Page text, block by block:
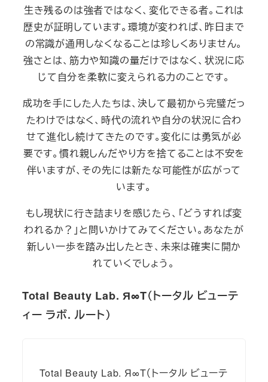
生き残るのは強者ではなく、変化できる者。これは
歴史が証明しています。環境が変われば、昨日まで
の常識が通用しなくなることは珍しくありません。
強さとは、筋力や知識の量だけではなく、状況に応
じて自分を柔軟に変えられる力のことです。
成功を手にした人たちは、決して最初から完璧だっ
たわけではなく、時代の流れや自分の状況に合わ
せて進化し続けてきたのです。変化には勇気が必
要です。慣れ親しんだやり方を捨てることは不安を
伴いますが、その先には新たな可能性が広がって
います。
もし現状に行き詰まりを感じたら、「どうすれば変
われるか？」と問いかけてみてください。あなたが
新しい一歩を踏み出したとき、未来は確実に開か
れていくでしょう。
Total Beauty Lab. Я∞T（トータル ビューテ
ィー ラボ. ルート）
Total Beauty Lab. Я∞T（トータル ビューテ